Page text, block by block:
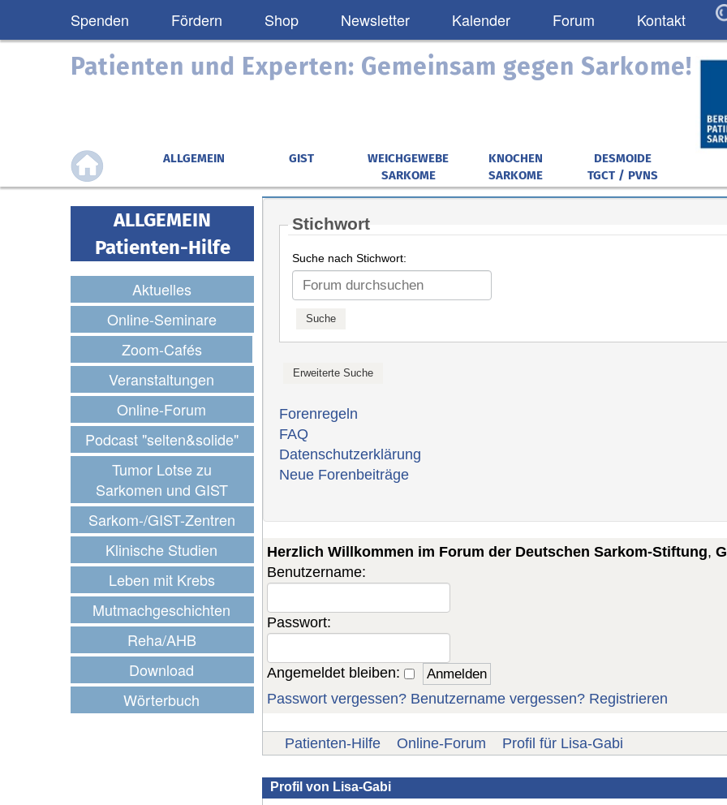
Spenden Fördern Shop Newsletter Kalender Forum Kontakt
Patienten und Experten: Gemeinsam gegen Sarkome!
ALLGEMEIN GIST
WEICHGEWEBE
SARKOME
KNOCHEN
SARKOME
DESMOIDE
TGCT / PVNS
ALLGEMEIN
Patienten-Hilfe
Aktuelles
Online-Seminare
Zoom-Cafés
Veranstaltungen
Online-Forum
Podcast "selten&solide"
Tumor Lotse zu
Sarkomen und GIST
Sarkom-/GIST-Zentren
Klinische Studien
Leben mit Krebs
Mutmachgeschichten
Reha/AHB
Download
Wörterbuch
Stichwort
Suche nach Stichwort:
Forenregeln
FAQ
Datenschutzerklärung
Neue Forenbeiträge
Herzlich Willkommen im Forum der Deutschen Sarkom-Stiftung,
Benutzername:
Passwort:
Angemeldet bleiben:
Passwort vergessen? Benutzername vergessen? Registrieren
Patienten-Hilfe Online-Forum Profil für Lisa-Gabi
Profil von Lisa-Gabi